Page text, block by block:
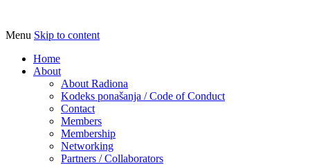
Radiona
Udruga za razvoj ‘uradi sam’ kulture //
Association for Development of 'do-it-
yourself' Culture – Makerspace
Menu Skip to content
Home
About
About Radiona
Kodeks ponašanja / Code of Conduct
Contact
Members
Membership
Networking
Partners / Collaborators